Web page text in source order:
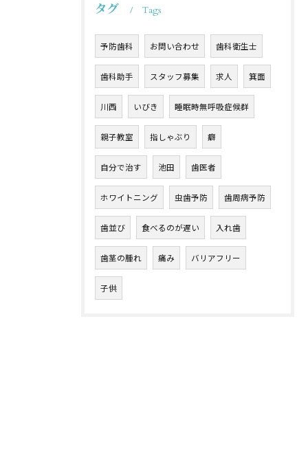
タグ Tags
予防歯科 お問い合わせ 歯科衛生士
歯科助手 スタッフ募集 求人 箕面
川西 いびき 睡眠時無呼吸症候群
親子教室 指しゃぶり 癖
自分で治す 池田 歯医者
ホワイトニング 虫歯予防 歯周病予防
歯並び 食べるのが遅い 入れ歯
歯茎の腫れ 痛み バリアフリー
子供